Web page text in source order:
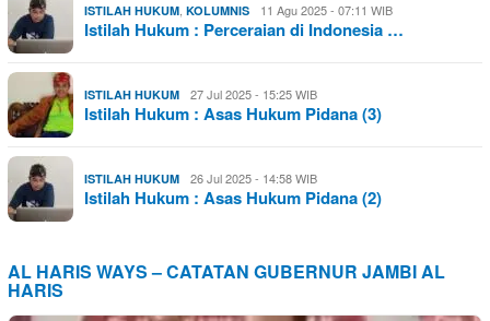
ISTILAH HUKUM, KOLUMNIS 11 Agu 2025 - 07:11 WIB
Istilah Hukum : Perceraian di Indonesia …
ISTILAH HUKUM 27 Jul 2025 - 15:25 WIB
Istilah Hukum : Asas Hukum Pidana (3)
ISTILAH HUKUM 26 Jul 2025 - 14:58 WIB
Istilah Hukum : Asas Hukum Pidana (2)
AL HARIS WAYS – CATATAN GUBERNUR JAMBI AL
HARIS